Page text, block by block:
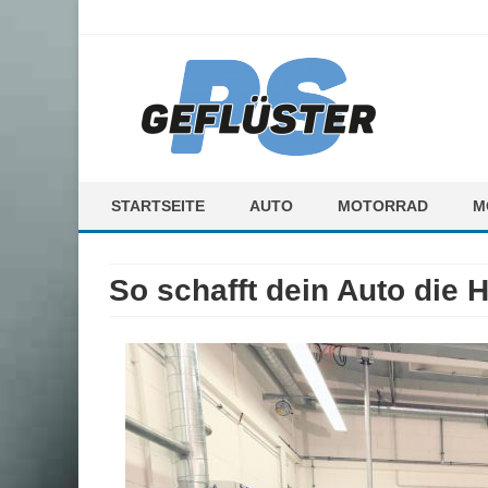
STARTSEITE AUTO MOTORRAD
So schafft dein Auto die